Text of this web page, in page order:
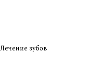
Лечение зубов